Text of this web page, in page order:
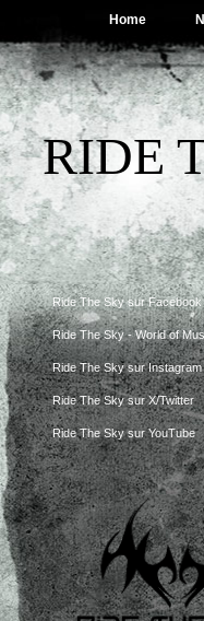
Home
RIDE
Ride The Sky sur Facebook
Ride The Sky - World of
Ride The Sky sur Instagram
Ride The Sky sur X/Twitter
Ride The Sky sur YouTube